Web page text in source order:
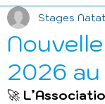
2026 au
Stages
🚀